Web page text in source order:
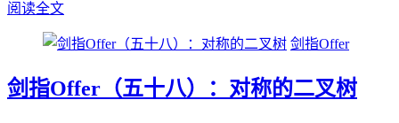
阅读全文
剑指Offer
剑指Offer（五十八）：对称的二叉树